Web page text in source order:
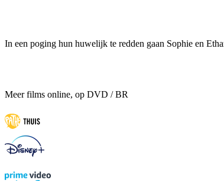
In een poging hun huwelijk te redden gaan Sophie en
Meer films online, op DVD / BR